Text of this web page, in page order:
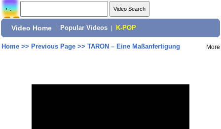
Video Home Popular Videos K-POP
Home>> Previous Page>> TARON – Eine Maßanfertigung More